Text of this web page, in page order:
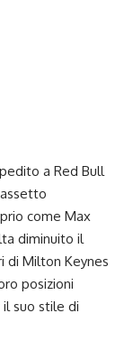
a Red Bull
come Max
diminuito il
di Milton Keynes
posizioni
suo stile di